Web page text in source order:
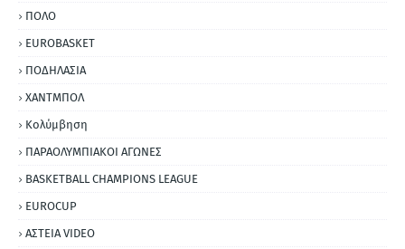
ΠΟΛΟ
EUROBASKET
ΠΟΔΗΛΑΣΙΑ
ΧΑΝΤΜΠΟΛ
Κολύμβηση
ΠΑΡΑΟΛΥΜΠΙΑΚΟΙ ΑΓΩΝΕΣ
BASKETBALL CHAMPIONS LEAGUE
EUROCUP
ΑΣΤΕΙΑ VIDEO